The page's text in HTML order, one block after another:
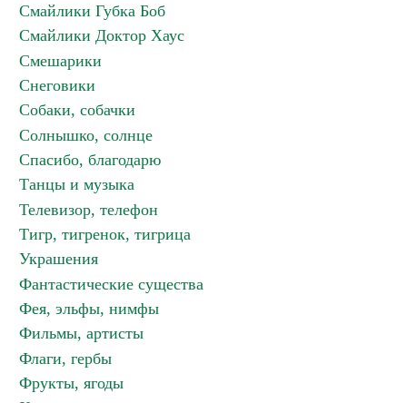
Смайлики Губка Боб
Смайлики Доктор Хаус
Смешарики
Снеговики
Собаки, собачки
Солнышко, солнце
Спасибо, благодарю
Танцы и музыка
Телевизор, телефон
Тигр, тигренок, тигрица
Украшения
Фантастические существа
Фея, эльфы, нимфы
Фильмы, артисты
Флаги, гербы
Фрукты, ягоды